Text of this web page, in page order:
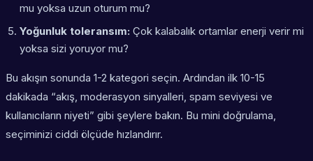
mu yoksa uzun oturum mu?
Yoğunluk toleransım: Çok kalabalık ortamlar enerji verir mi
yoksa sizi yoruyor mu?
Bu akışın sonunda 1-2 kategori seçin. Ardından ilk 10-15
dakikada “akış, moderasyon sinyalleri, spam seviyesi ve
kullanıcıların niyeti” gibi şeylere bakın. Bu mini doğrulama,
seçiminizi ciddi ölçüde hızlandırır.